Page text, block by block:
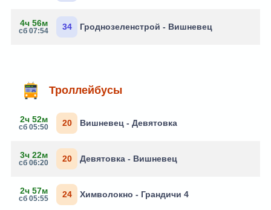
4ч 56м
сб 07:54 34 Гроднозеленстрой - Вишневец
Троллейбусы
2ч 52м
сб 05:50 20 Вишневец - Девятовка
3ч 22м
сб 06:20 20 Девятовка - Вишневец
2ч 57м
сб 05:55 24 Химволокно - Грандичи 4